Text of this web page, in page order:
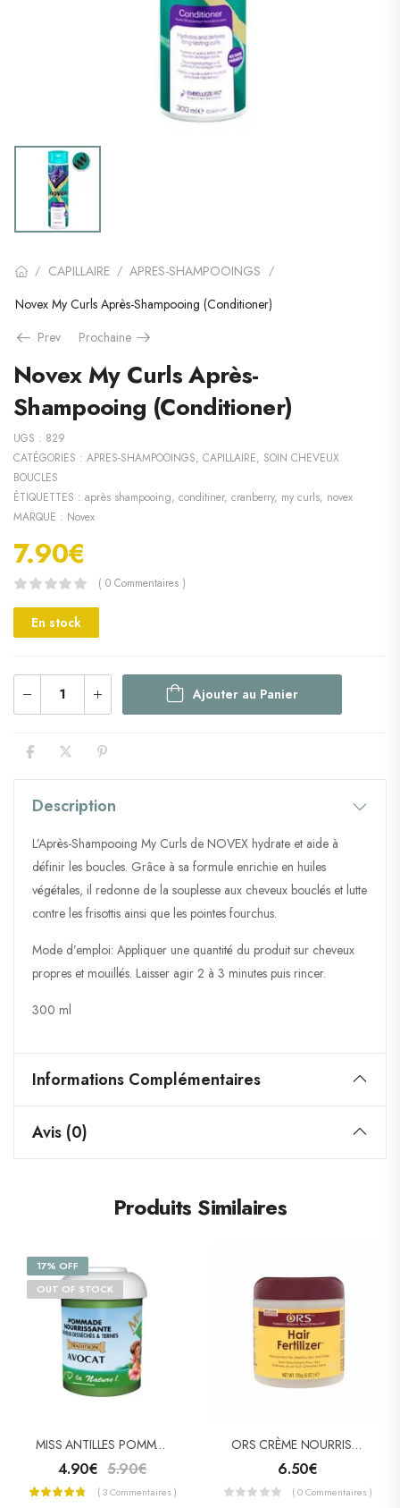
/ CAPILLAIRE / APRES-SHAMPOOINGS /
Novex My Curls Après-Shampooing (Conditioner)
Prev
Prochaine
Novex My Curls Après-
Shampooing (Conditioner)
UGS : 829
CATÉGORIES : APRES-SHAMPOOINGS, CAPILLAIRE, SOIN CHEVEUX
BOUCLES
ÉTIQUETTES : après shampooing, conditiner, cranberry, my curls, novex
MARQUE : Novex
7.90€
( 0 Commentaires )
En stock
Ajouter au Panier
Description
L’Après-Shampooing My Curls de NOVEX hydrate et aide à
définir les boucles. Grâce à sa formule enrichie en huiles
végétales, il redonne de la souplesse aux cheveux bouclés et lutte
contre les frisottis ainsi que les pointes fourchus.
Mode d’emploi: Appliquer une quantité du produit sur cheveux
propres et mouillés. Laisser agir 2 à 3 minutes puis rincer.
300 ml
Informations Complémentaires
Avis (0)
Produits Similaires
17% OFF
OUT OF STOCK
MISS ANTILLES POMMADE CAPILLAIRE À L’AVOCAT 125ML
4.90€ 5.90€
( 3 Commentaires )
ORS CRÈME NOURRISSANTE HAIR FERTILIZER
6.50€
( 0 Commentaires )